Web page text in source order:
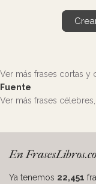
Ver más frases cortas y
Fuente
Ver más frases
En
Ya tenemos 22,451